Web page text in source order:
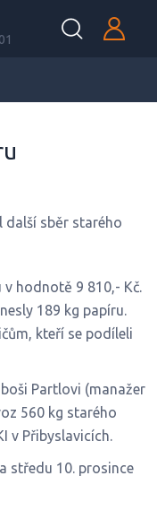
další sběr starého
v hodnotě 9 810,- Kč.
189 kg papíru.
kteří se podíleli
Partlovi (manažer
560 kg starého
v Přibyslavicích.
středu 10. prosince